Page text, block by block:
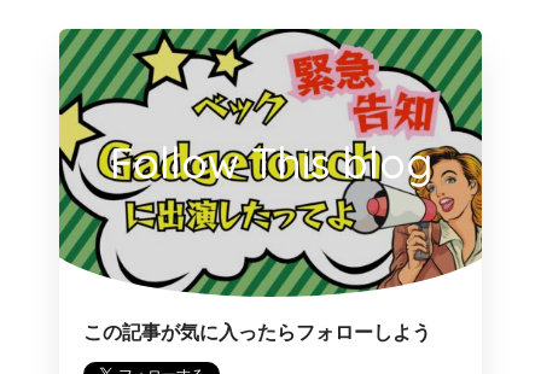
Follow This blog
この記事が気に入ったらフォローしよう